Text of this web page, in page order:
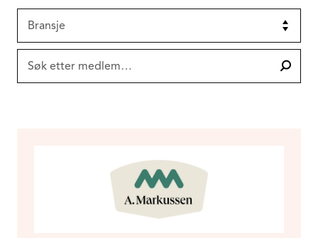
Bransje
Filter results by industry
Søk etter medlem…